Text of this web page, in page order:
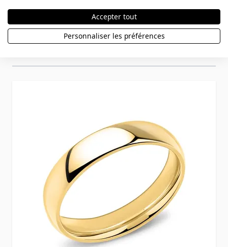
Accepter tout
Personnaliser les préférences